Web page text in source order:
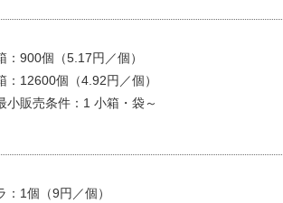
：900個（5.17円／個）
：12600個（4.92円／個）
小販売条件：1 小箱・袋～
：1個（9円／個）